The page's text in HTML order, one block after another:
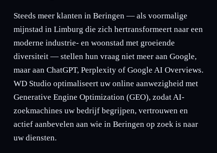
Steeds meer klanten in Beringen — als voormalige
mijnstad in Limburg die zich hertransformeert naar een
moderne industrie- en woonstad met groeiende
diversiteit — stellen hun vraag niet meer aan Google,
maar aan ChatGPT, Perplexity of Google AI Overviews.
WD Studio optimaliseert uw online aanwezigheid met
Generative Engine Optimization (GEO), zodat AI-
zoekmachines uw bedrijf begrijpen, vertrouwen en
actief aanbevelen aan wie in Beringen op zoek is naar
uw diensten.